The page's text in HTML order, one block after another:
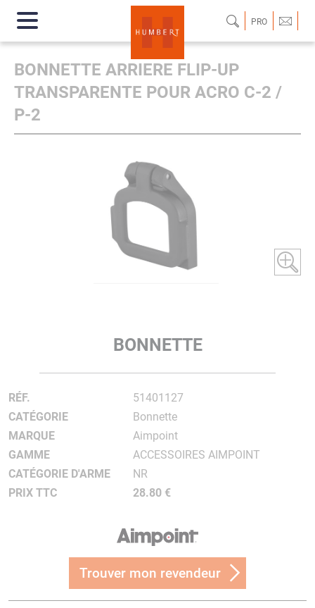
PRO
BONNETTE ARRIERE FLIP-UP
TRANSPARENTE POUR ACRO C-2 /
P-2
BONNETTE
RÉF.
51401127
CATÉGORIE
Bonnette
MARQUE
Aimpoint
GAMME
ACCESSOIRES AIMPOINT
CATÉGORIE D'ARME
NR
PRIX TTC
28.80 €
Trouver mon revendeur